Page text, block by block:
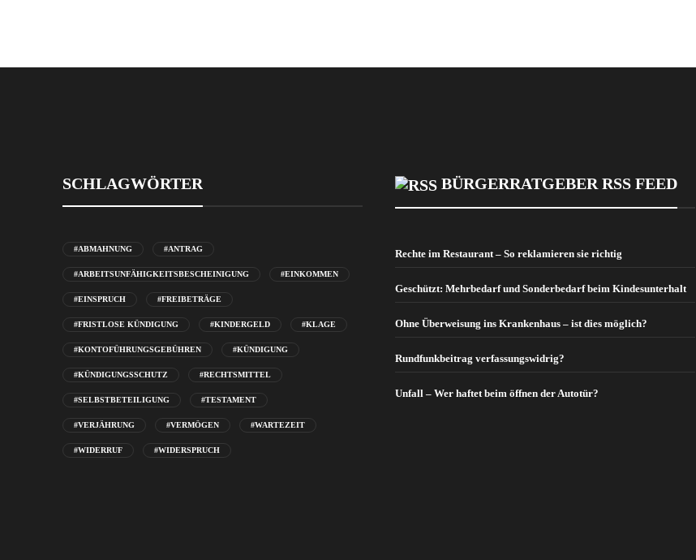
SCHLAGWÖRTER
#ABMAHNUNG #ANTRAG
#ARBEITSUNFÄHIGKEITSBESCHEINIGUNG #EINKOMMEN
#EINSPRUCH #FREIBETRÄGE
#FRISTLOSE KÜNDIGUNG #KINDERGELD #KLAGE
#KONTOFÜHRUNGSGEBÜHREN #KÜNDIGUNG
#KÜNDIGUNGSSCHUTZ #RECHTSMITTEL
#SELBSTBETEILIGUNG #TESTAMENT
#VERJÄHRUNG #VERMÖGEN #WARTEZEIT
#WIDERRUF #WIDERSPRUCH
BÜRGERRATGEBER RSS FEED
Rechte im Restaurant – So reklamieren sie richtig
Geschützt: Mehrbedarf und Sonderbedarf beim Kindesunterhalt
Ohne Überweisung ins Krankenhaus – ist dies möglich?
Rundfunkbeitrag verfassungswidrig?
Unfall – Wer haftet beim öffnen der Autotür?